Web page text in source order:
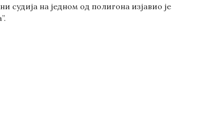
судија на једном од полигона изјавио је